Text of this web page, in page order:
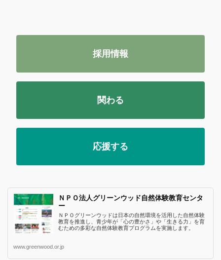
採用情報
関わる
応援する
ＮＰＯ法人グリーンウッド自然体験教育センタ
ー
ＮＰＯグリーンウッドは日本の自然環境を活用した自然体験
教育を推進し、青少年が「心の豊かさ」や「生きる力」を育
むための多彩な自然体験教育プログラムを実施します。
www.greenwood.or.jp